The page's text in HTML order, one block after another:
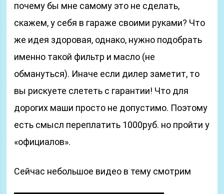
почему бы мне самому это не сделать,
скажем, у себя в гараже своими руками? Что
же идея здоровая, однако, нужно подобрать
именно такой фильтр и масло (не
обмануться). Иначе если дилер заметит, то
вы рискуете слететь с гарантии! Что для
дорогих маши просто не допустимо. Поэтому
есть смысл переплатить 1000руб. но пройти у
«официалов».
Сейчас небольшое видео в тему смотрим